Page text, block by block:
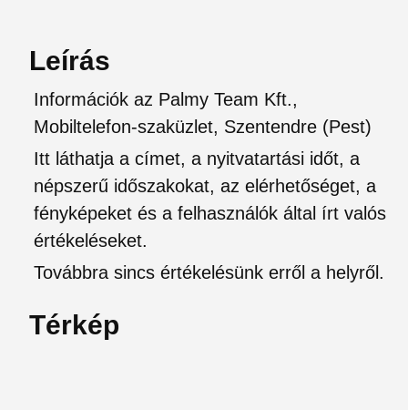
Leírás
Információk az Palmy Team Kft.,
Mobiltelefon-szaküzlet, Szentendre (Pest)
Itt láthatja a címet, a nyitvatartási időt, a
népszerű időszakokat, az elérhetőséget, a
fényképeket és a felhasználók által írt valós
értékeléseket.
Továbbra sincs értékelésünk erről a helyről.
Térkép